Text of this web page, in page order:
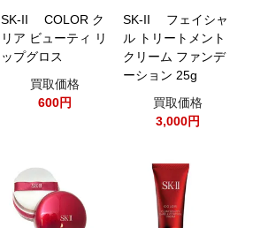
SK-II COLOR ク
リア ビューティ リ
ップグロス
買取価格
600円
SK-II フェイシャ
ル トリートメント
クリーム ファンデ
ーション 25g
買取価格
3,000円